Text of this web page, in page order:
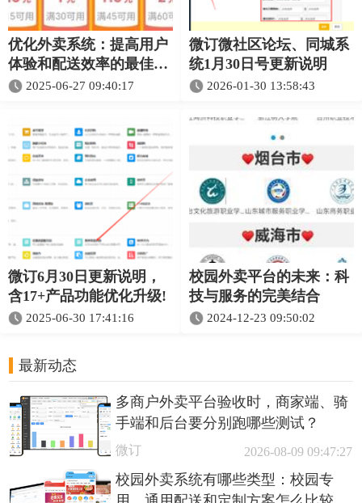
优化外卖系统：提高用户
体验和配送效率的最佳策
略 2025-06-27 09:40:17
微订微社区论坛、同城系
统1月30日号更新说明
2026-01-30 13:58:43
微订6月30日更新说明，
含17+产品功能优化升级!
2025-06-30 17:41:16
校园外卖平台的未来：科
技与服务的完美结合
2024-12-23 09:50:02
最新动态
多商户外卖平台验收时，商家端、骑
手端和后台要分别跑哪些测试？
微订 2026-08-09 09:47:27
校园外卖系统有哪些类型：校园专